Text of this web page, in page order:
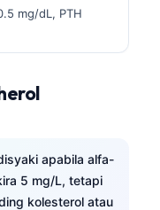
mg/dL, PTH
apabila alfa-
5 mg/L, tetapi
kolesterol atau